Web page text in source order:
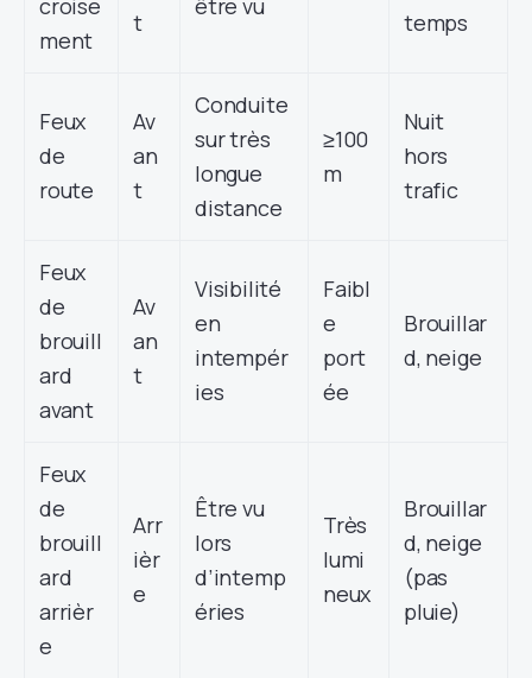
ment
t
temps
Feux
de
route
Av
an
t
Conduite
sur très
longue
distance
≥100
m
Nuit
hors
trafic
Feux
de
brouill
ard
avant
Av
an
t
Visibilité
en
intempér
ies
Faibl
e
port
ée
Brouillar
d, neige
Feux
de
brouill
ard
arrièr
e
Arr
ièr
e
Être vu
lors
d’intemp
éries
Très
lumi
neux
Brouillar
d, neige
(pas
pluie)